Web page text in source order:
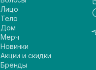
Лицо
Тело
Дом
Мерч
Новинки
Акции и скидки
Бренды